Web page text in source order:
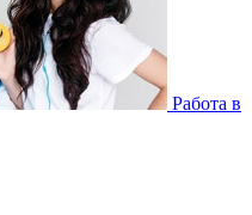
Работа в